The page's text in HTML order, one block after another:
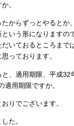
。
からずっとやるとか
いう形になりますの
いておるところまで
っております。
、適用期限、平成32
適用期限ですか。
りでございます。
た。